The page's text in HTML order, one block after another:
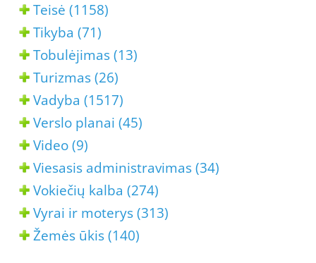
Teisė (1158)
Tikyba (71)
Tobulėjimas (13)
Turizmas (26)
Vadyba (1517)
Verslo planai (45)
Video (9)
Viesasis administravimas (34)
Vokiečių kalba (274)
Vyrai ir moterys (313)
Žemės ūkis (140)